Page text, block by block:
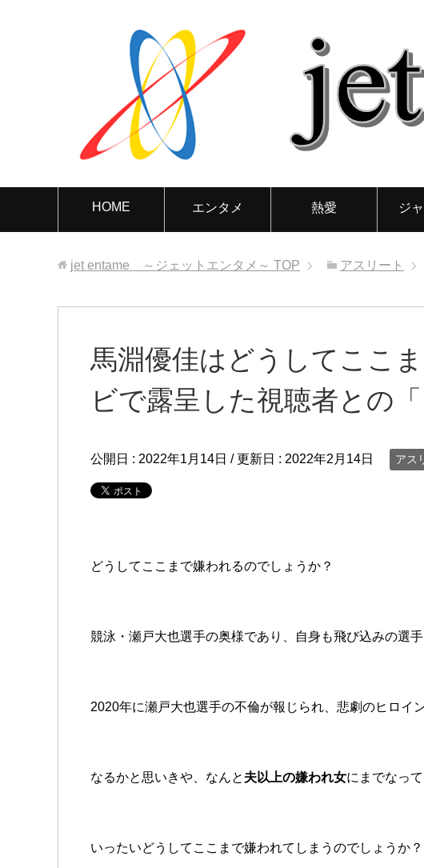
HOME エンタメ 熱愛 ジ
jet entame ～ジェットエンタメ～ TOP アスリート
馬淵優佳はどうしてここ
ビで露呈した視聴者との「
公開日 : 2022年1月14日 / 更新日 : 2022年2月14日 アス
どうしてここまで嫌われるのでしょうか？
競泳・瀬戸大也選手の奥様であり、自身も飛び込みの選
2020年に瀬戸大也選手の不倫が報じられ、悲劇のヒロイ
なるかと思いきや、なんと 夫以上の嫌われ女にまでなっ
いったいどうしてここまで嫌われてしまうのでしょうか？